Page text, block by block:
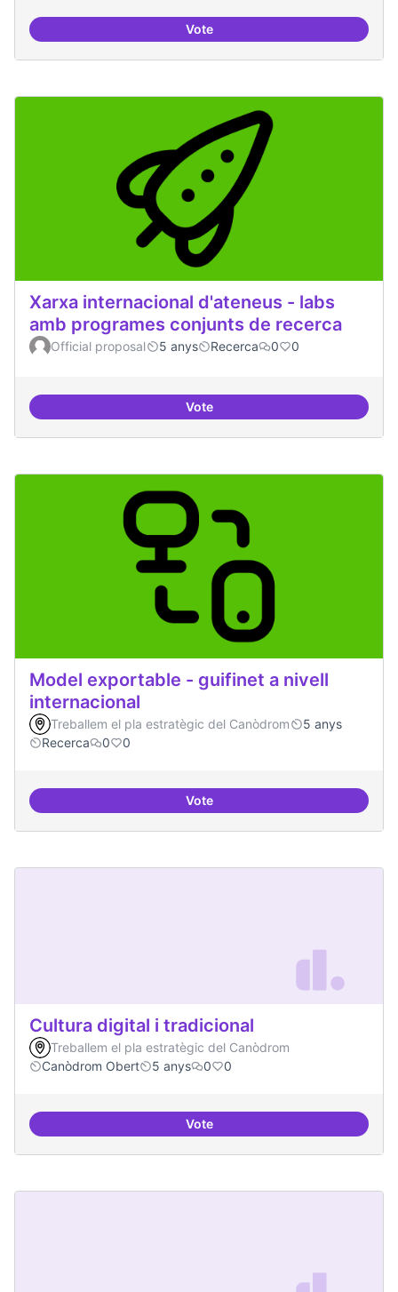
VoteErasmus Canòdrom
Xarxa internacional d'ateneus - labs
amb programes conjunts de recerca
Official proposal 5 anys Recerca 0 0
VoteXarxa internacional d'ateneus -
Model exportable - guifinet a nivell
internacional
Treballem el pla estratègic del Canòdrom
5 anys
Recerca
0 0
VoteModel exportable - guifinet a
Cultura digital i tradicional
Treballem el pla estratègic del Canòdrom
Canòdrom Obert
5 anys 0 0
VoteCultura digital i tradicional